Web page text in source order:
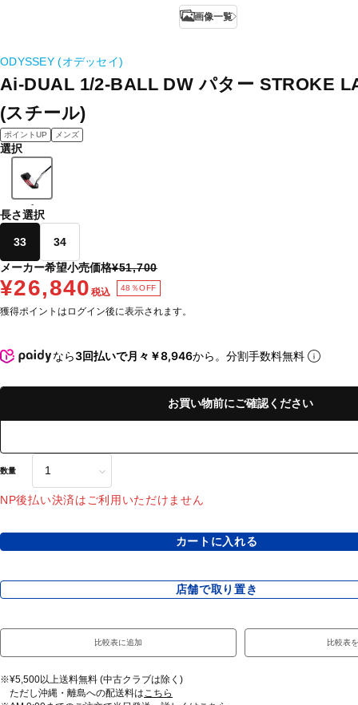
画像一覧
ODYSSEY (オデッセイ)
Ai-DUAL 1/2-BALL DW パター STROKE
(スチール)
ポイントUP メンズ
選択
-
長さ選択
33
34
メーカー希望小売価格¥51,700
¥26,840 税込 48％OFF
獲得ポイントはログイン後に表示されます。
なら3回払いで月々￥8,946から。分割手数料無料
お買い物前にご確認ください
数量
NP後払い決済はご利用いただけません
カートに入れる
店舗で取り置き
比較表に追加 比較表
※¥5,500以上送料無料 (中古クラブは除く)
ただし沖縄・離島への配送料はこちら